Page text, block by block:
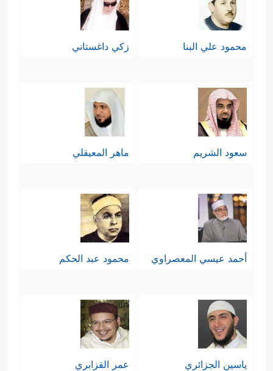
محمود علي البنا زكي داغستاني
سعود الشريم ماهر المعيقلي
أحمد عيسي المعصراوي محمود عبد الحكم
ياسين الجزائري عمر القزابري